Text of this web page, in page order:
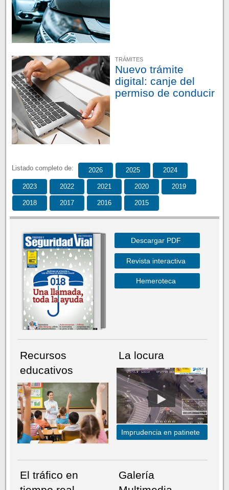
TRÁMITES
Nuevo trámite
digital: canje del
permiso de conducir
Listado completo de: 2026 2025 2024
2023 2022 2021 2020 2019
2018 2017 2016 2015
Descargar PDF
Revista interactiva
Hemeroteca
Recursos
educativos
La locura
Imprudencia en patinete
El tráfico en
Galería